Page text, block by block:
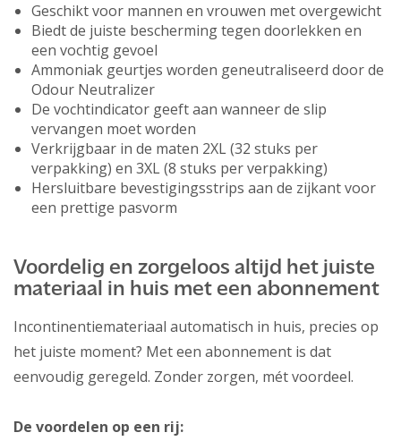
Geschikt voor mannen en vrouwen met overgewicht
Biedt de juiste bescherming tegen doorlekken en
een vochtig gevoel
Ammoniak geurtjes worden geneutraliseerd door de
Odour Neutralizer
De vochtindicator geeft aan wanneer de slip
vervangen moet worden
Verkrijgbaar in de maten 2XL (32 stuks per
verpakking) en 3XL (8 stuks per verpakking)
Hersluitbare bevestigingsstrips aan de zijkant voor
een prettige pasvorm
Voordelig en zorgeloos altijd het juiste
materiaal in huis met een abonnement
Incontinentiemateriaal automatisch in huis, precies op
het juiste moment? Met een abonnement is dat
eenvoudig geregeld. Zonder zorgen, mét voordeel.
De voordelen op een rij: